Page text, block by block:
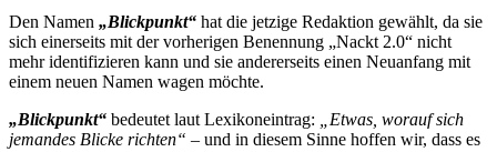
Den Namen „Blickpunkt“ hat die jetzige Redaktion gewählt, da sie
sich einerseits mit der vorherigen Benennung „Nackt 2.0“ nicht
mehr identifizieren kann und sie andererseits einen Neuanfang mit
einem neuen Namen wagen möchte.
„Blickpunkt“ bedeutet laut Lexikoneintrag:
„Etwas, worauf sich
jemandes Blicke richten“ – und in diesem Sinne hoffen wir, dass es